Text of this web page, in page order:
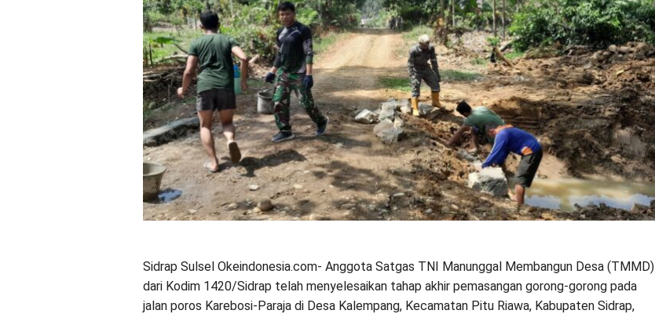
Sidrap Sulsel Okeindonesia.com- Anggota Satgas TNI Manunggal Membangun Desa (TMMD)
dari Kodim 1420/Sidrap telah menyelesaikan tahap akhir pemasangan gorong-gorong pada
jalan poros Karebosi-Paraja di Desa Kalempang, Kecamatan Pitu Riawa, Kabupaten Sidrap,